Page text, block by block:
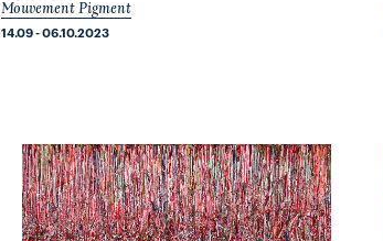
Mouvement Pigment
14.09 - 06.10.2023